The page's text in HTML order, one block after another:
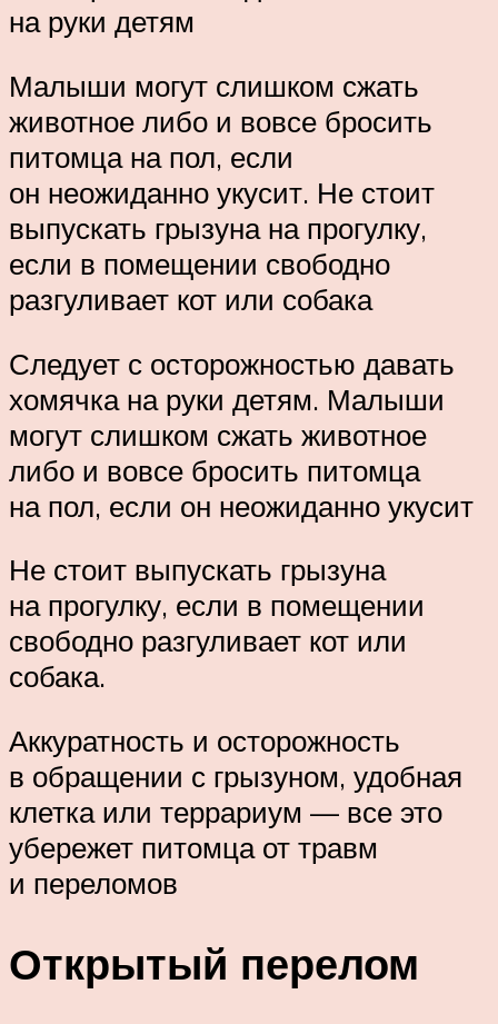
на руки детям
Малыши могут слишком сжать
животное либо и вовсе бросить
питомца на пол, если
он неожиданно укусит. Не стоит
выпускать грызуна на прогулку,
если в помещении свободно
разгуливает кот или собака
Следует с осторожностью давать
хомячка на руки детям. Малыши
могут слишком сжать животное
либо и вовсе бросить питомца
на пол, если он неожиданно укусит
Не стоит выпускать грызуна
на прогулку, если в помещении
свободно разгуливает кот или
собака.
Аккуратность и осторожность
в обращении с грызуном, удобная
клетка или террариум — все это
убережет питомца от травм
и переломов
Открытый перелом